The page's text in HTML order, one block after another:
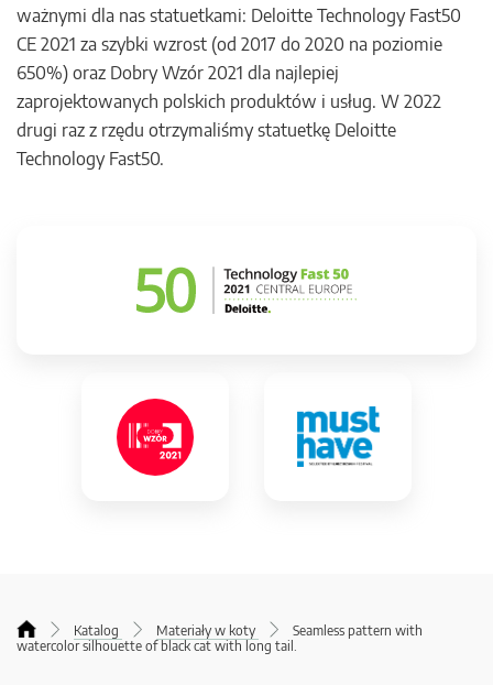
ważnymi dla nas statuetkami: Deloitte Technology Fast50
CE 2021 za szybki wzrost (od 2017 do 2020 na poziomie
650%) oraz Dobry Wzór 2021 dla najlepiej
zaprojektowanych polskich produktów i usług. W 2022
drugi raz z rzędu otrzymaliśmy statuetkę Deloitte
Technology Fast50.
Katalog Materiały w koty
Seamless pattern with
watercolor silhouette of black cat with long tail.